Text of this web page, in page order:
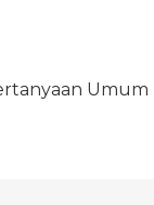
Umum